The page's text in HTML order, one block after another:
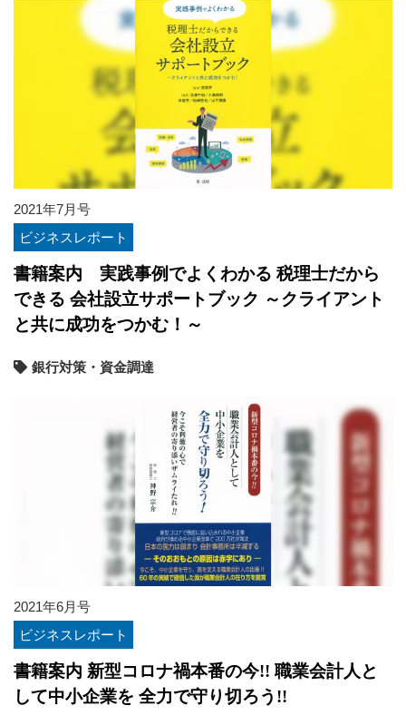
2021年7月号
ビジネスレポート
書籍案内 実践事例でよくわかる 税理士だから
できる 会社設立サポートブック ～クライアント
と共に成功をつかむ！～
銀行対策・資金調達
2021年6月号
ビジネスレポート
書籍案内 新型コロナ禍本番の今!! 職業会計人と
して中小企業を 全力で守り切ろう!!